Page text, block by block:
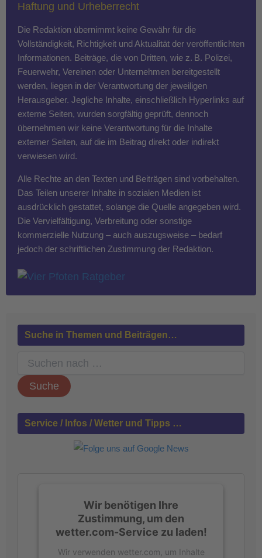
Haftung und Urheberrecht
Die Redaktion übernimmt keine Gewähr für die
Vollständigkeit, Richtigkeit und Aktualität der veröffentlichten
Informationen. Beiträge, die von Dritten, wie z. B. Polizei,
Feuerwehr, Vereinen oder Unternehmen bereitgestellt
werden, liegen in der Verantwortung der jeweiligen
Herausgeber. Jegliche Inhalte, einschließlich Hyperlinks auf
externe Seiten, wurden sorgfältig geprüft, dennoch
übernehmen wir keine Verantwortung für die Inhalte
externer Seiten, auf die im Beitrag direkt oder indirekt
verwiesen wird.
Alle Rechte an den Texten und Beiträgen sind vorbehalten.
Das Teilen unserer Inhalte in sozialen Medien ist
ausdrücklich gestattet, solange die Quelle angegeben wird.
Die Vervielfältigung, Verbreitung oder sonstige
kommerzielle Nutzung – auch auszugsweise – bedarf
jedoch der schriftlichen Zustimmung der Redaktion.
Suche in Themen und Beiträgen…
c
h
n
Service / Infos / Wetter und Tipps …
Wir benötigen Ihre
Zustimmung, um den
wetter.com-Service zu laden!
Wir verwenden wetter.com, um Inhalte